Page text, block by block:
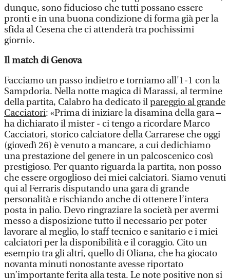
dunque, sono fiducioso che tutti possano essere
pronti e in una buona condizione di forma già per la
sfida al Cesena che ci attenderà tra pochissimi
giorni».
Il match di Genova
Facciamo un passo indietro e torniamo all'1-1 con la
Sampdoria. Nella notte magica di Marassi, al termine
della partita, Calabro ha dedicato ilpareggio al grande
Cacciatori: «Prima di iniziare la disamina della gara –
ha dichiarato il mister - ci tengo a ricordare Marco
Cacciatori, storico calciatore della Carrarese che oggi
(giovedì 26) è venuto a mancare, a cui dedichiamo
una prestazione del genere in un palcoscenico così
prestigioso. Per quanto riguarda la partita, non posso
che essere orgoglioso dei miei calciatori. Siamo venuti
qui al Ferraris disputando una gara di grande
personalità e rischiando anche di ottenere l’intera
posta in palio. Devo ringraziare la società per avermi
messo a disposizione tutto il necessario per poter
lavorare al meglio, lo staff tecnico e sanitario e i miei
calciatori per la disponibilità e il coraggio. Cito un
esempio tra gli altri, quello di Oliana, che ha giocato
novanta minuti nonostante avesse riportato
un’importante ferita alla testa. Le note positive non si